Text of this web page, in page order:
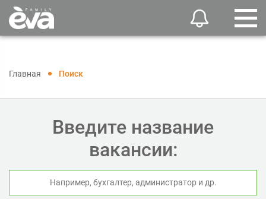
Главная Поиск
Введите название
вакансии: